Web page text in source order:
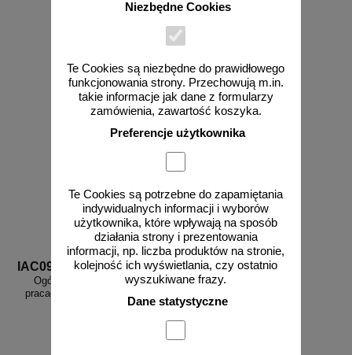
Niezbędne Cookies
Te Cookies są niezbędne do prawidłowego
funkcjonowania strony. Przechowują m.in.
takie informacje jak dane z formularzy
zamówienia, zawartość koszyka.
Preferencje użytkownika
Te Cookies są potrzebne do zapamiętania
indywidualnych informacji i wyborów
użytkownika, które wpływają na sposób
działania strony i prezentowania
informacji, np. liczba produktów na stronie,
kolejność ich wyświetlania, czy ostatnio
wyszukiwane frazy.
Dane statystyczne
IAC09
Ogólna instrukcja BHP przy
pracach spawalniczych - IAC09